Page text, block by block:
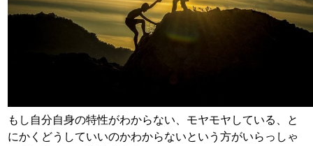
もし自分自身の特性がわからない、モヤモヤしている、と
にかくどうしていいのかわからないという方がいらっしゃ